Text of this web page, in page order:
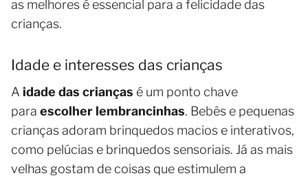
as melhores é essencial para a felicidade das
crianças.
Idade e interesses das crianças
A idade das crianças é um ponto chave
para escolher lembrancinhas. Bebês e pequenas
crianças adoram brinquedos macios e interativos,
como pelúcias e brinquedos sensoriais. Já as mais
velhas gostam de coisas que estimulem a